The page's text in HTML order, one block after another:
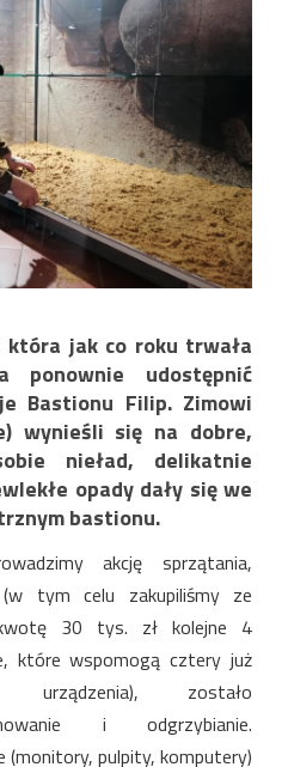
jak co roku trwała
ponownie udostępnić
Bastionu Filip. Zimowi
wynieśli się na dobre,
nieład, delikatnie
opady dały się we
bastionu.
akcję sprzątania,
(w tym celu zakupiliśmy ze
30 tys. zł kolejne 4
które wspomogą cztery już
urządzenia), zostało
i odgrzybianie.
(monitory, pulpity, komputery)